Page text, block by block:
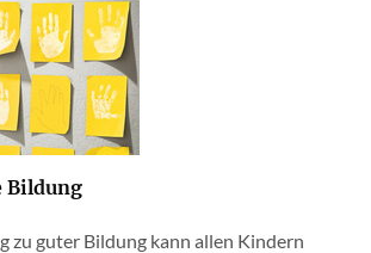
Bildung
zu guter Bildung kann allen Kindern